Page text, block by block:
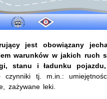
jest obowiązany
warunków w jakich ruch
stanu i ładunku
tj. m.in.:
zażywane leki.